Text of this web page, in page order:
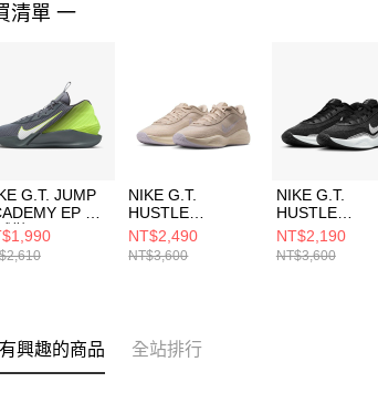
清單 一
G.T. JUMP
EP 男
鞋
NIKE G.T.
HUSTLE
ACADEMY EP 男
籃球鞋
FJ7808103
NT$2,490
NT$3,600
NIKE G.T.
HUSTLE
ACADEMY EP
籃球鞋
FJ7808003
NT$2,190
NT$3,600
興趣的商品 全站排行